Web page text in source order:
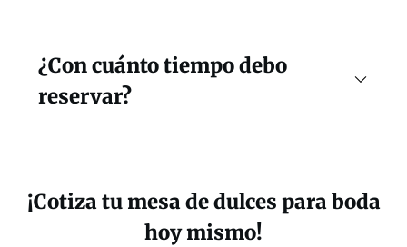
¿Con cuánto tiempo debo
reservar?
¡Cotiza tu mesa de dulces para boda
hoy mismo!